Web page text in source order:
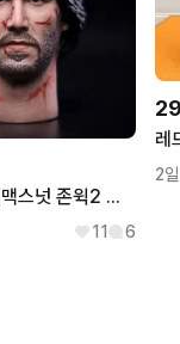
[개봉미전시]맥스넛 존윅2 데미지 헤드 1/6 피규어(핫토이x)
11 6
2